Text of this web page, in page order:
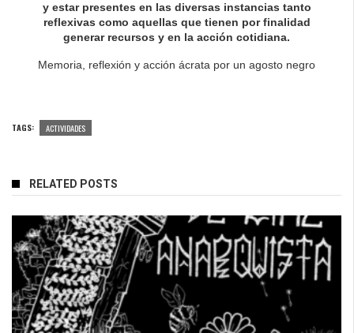
y estar presentes en las diversas instancias tanto
reflexivas como aquellas que tienen por finalidad
generar recursos y en la acción cotidiana.
Memoria, reflexión y acción ácrata por un agosto negro
TAGS: ACTIVIDADES
RELATED POSTS